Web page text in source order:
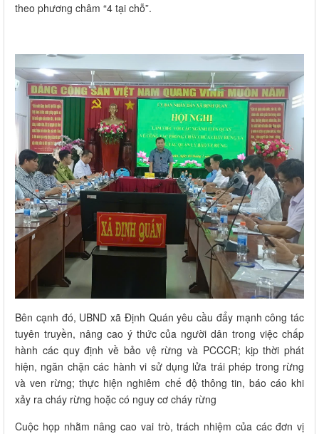
theo phương châm “4 tại chỗ”.
Bên cạnh đó, UBND xã Định Quán yêu cầu đẩy mạnh công tác
tuyên truyền, nâng cao ý thức của người dân trong việc chấp
hành các quy định về bảo vệ rừng và PCCCR; kịp thời phát
hiện, ngăn chặn các hành vi sử dụng lửa trái phép trong rừng
và ven rừng; thực hiện nghiêm chế độ thông tin, báo cáo khi
xảy ra cháy rừng hoặc có nguy cơ cháy rừng
Cuộc họp nhằm nâng cao vai trò, trách nhiệm của các đơn vị